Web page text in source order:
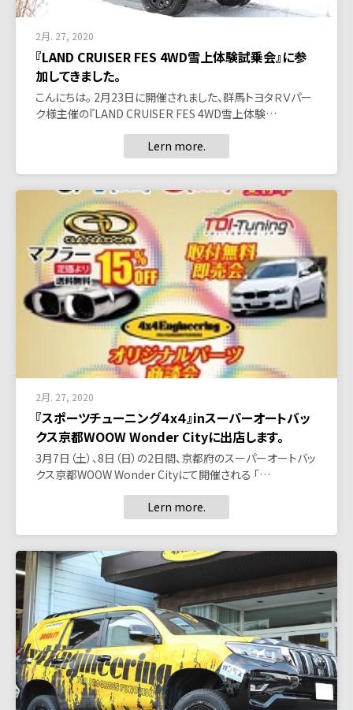
2月. 27, 2020
『LAND CRUISER FES 4WD雪上体験試乗会』に参
加してきました。
こんにちは。 2月23日に開催されました、群馬トヨタＲＶパー
ク様主催の『LAND CRUISER FES 4WD雪上体験…
Lern more.
2月. 27, 2020
『スポーツチューニング４x４』inスーパーオートバッ
クス京都WOOW Wonder Cityに出店します。
3月7日（土）、8日（日）の2日間、京都府のスーパーオートバッ
クス京都WOOW Wonder Cityにて開催される 「…
Lern more.